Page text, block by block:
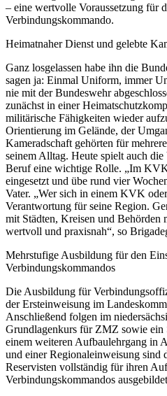
– eine wertvolle Voraussetzung für
Verbindungskommando.
Heimatnaher Dienst und gelebte
Ganz losgelassen habe ihn die
sagen ja: Einmal Uniform, immer
nie mit der Bundeswehr
zunächst in einer
militärische Fähigkeiten wieder
Orientierung im Gelände, der
Kameradschaft gehörten für
seinem Alltag. Heute spielt auch
Beruf eine wichtige Rolle. „Im
eingesetzt und übe rund vier
Vater. „Wer sich in einem KVK
Verantwortung für seine Region.
mit Städten, Kreisen und Behörden
wertvoll und praxisnah“, so
Mehrstufige Ausbildung für den
Verbindungskommandos
Die Ausbildung für
der Ersteinweisung im
Anschließend folgen im
Grundlagenkurs für ZMZ sowie ein
einem weiteren Aufbaulehrgang in
und einer Regionaleinweisung sind
Reservisten vollständig für ihren
Verbindungskommandos